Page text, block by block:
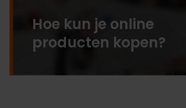
Hoe kun je online
producten kopen?